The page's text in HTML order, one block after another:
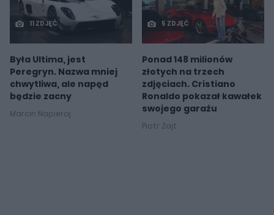
11 ZDJĘĆ
Była Ultima, jest
Peregryn. Nazwa mniej
chwytliwa, ale napęd
będzie zacny
Marcin Napieraj
5 ZDJĘĆ
Ponad 148 milionów
złotych na trzech
zdjęciach. Cristiano
Ronaldo pokazał kawałek
swojego garażu
Piotr Zajt